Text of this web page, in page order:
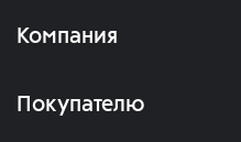
Компания
Покупателю